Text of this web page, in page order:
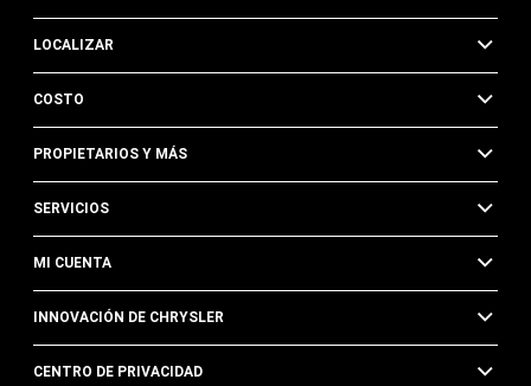
LOCALIZAR
COSTO
PROPIETARIOS Y MÁS
SERVICIOS
MI CUENTA
INNOVACIÓN DE CHRYSLER
CENTRO DE PRIVACIDAD